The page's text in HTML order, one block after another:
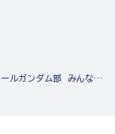
ワンダースクールガンダム部 みんなのアルバム